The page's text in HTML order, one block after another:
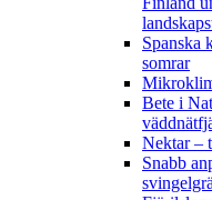
Spanska
somrar
Bete i
Nektar –
Snabb